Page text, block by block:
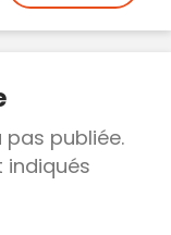
publiée.
indiqués